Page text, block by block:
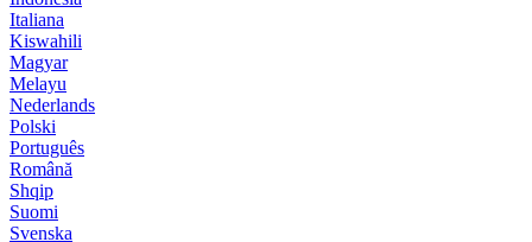
Italiana
Kiswahili
Magyar
Melayu
Nederlands
Polski
Português
Română
Shqip
Suomi
Svenska